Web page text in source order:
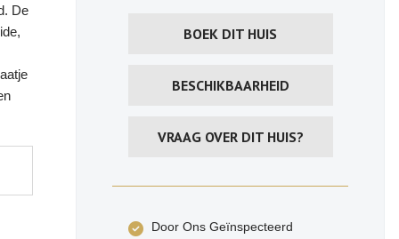
De
BOEK DIT HUIS
BESCHIKBAARHEID
VRAAG OVER DIT HUIS?
Door Ons Geïnspecteerd